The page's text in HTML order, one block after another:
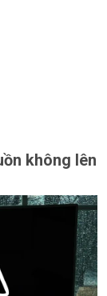
không lên